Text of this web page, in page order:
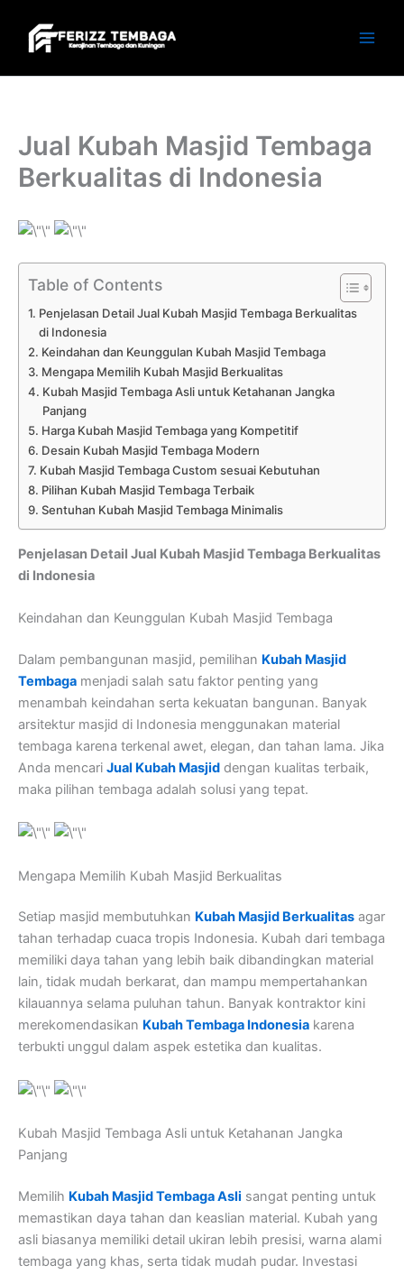
content
Jual Kubah Masjid Tembaga
Berkualitas di Indonesia
Table of Contents
Penjelasan Detail Jual Kubah Masjid Tembaga Berkualitas
di Indonesia
Keindahan dan Keunggulan Kubah Masjid Tembaga
Mengapa Memilih Kubah Masjid Berkualitas
Kubah Masjid Tembaga Asli untuk Ketahanan Jangka
Panjang
Harga Kubah Masjid Tembaga yang Kompetitif
Desain Kubah Masjid Tembaga Modern
Kubah Masjid Tembaga Custom sesuai Kebutuhan
Pilihan Kubah Masjid Tembaga Terbaik
Sentuhan Kubah Masjid Tembaga Minimalis
Penjelasan Detail Jual Kubah Masjid Tembaga Berkualitas
di Indonesia
Keindahan dan Keunggulan Kubah Masjid Tembaga
Dalam pembangunan masjid, pemilihan Kubah Masjid
Tembaga menjadi salah satu faktor penting yang
menambah keindahan serta kekuatan bangunan. Banyak
arsitektur masjid di Indonesia menggunakan material
tembaga karena terkenal awet, elegan, dan tahan lama. Jika
Anda mencari Jual Kubah Masjid dengan kualitas terbaik,
maka pilihan tembaga adalah solusi yang tepat.
Mengapa Memilih Kubah Masjid Berkualitas
Setiap masjid membutuhkan Kubah Masjid Berkualitas agar
tahan terhadap cuaca tropis Indonesia. Kubah dari tembaga
memiliki daya tahan yang lebih baik dibandingkan material
lain, tidak mudah berkarat, dan mampu mempertahankan
kilauannya selama puluhan tahun. Banyak kontraktor kini
merekomendasikan Kubah Tembaga Indonesia karena
terbukti unggul dalam aspek estetika dan kualitas.
Kubah Masjid Tembaga Asli untuk Ketahanan Jangka
Panjang
Memilih Kubah Masjid Tembaga Asli sangat penting untuk
memastikan daya tahan dan keaslian material. Kubah yang
asli biasanya memiliki detail ukiran lebih presisi, warna alami
tembaga yang khas, serta tidak mudah pudar. Investasi